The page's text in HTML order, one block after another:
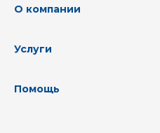
О компании
Услуги
Помощь